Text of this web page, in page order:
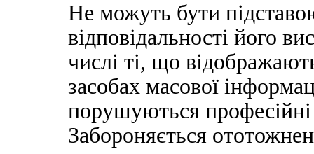
Не можуть бути
відповідальності його
числі ті, що
засобах масової
порушуються професійні
Забороняється